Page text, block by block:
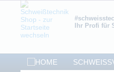
Ihr Profi für